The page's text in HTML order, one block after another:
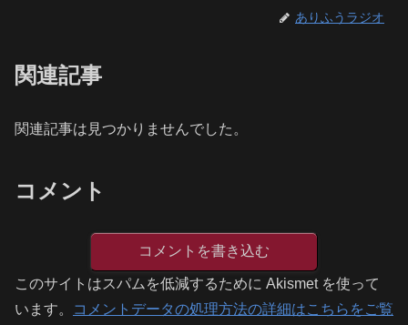
ありふうラジオ
関連記事
関連記事は見つかりませんでした。
コメント
コメントを書き込む
このサイトはスパムを低減するために Akismet を使って
います。
コメントデータの処理方法の詳細はこちらをご覧